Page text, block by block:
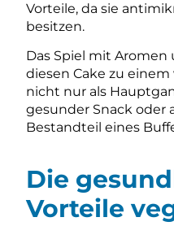
Vorteile, da sie
besitzen.
Das Spiel mit
diesen Cake zu
nicht nur als
gesunder Snack oder
Bestandteil eines
Die
Vorteile